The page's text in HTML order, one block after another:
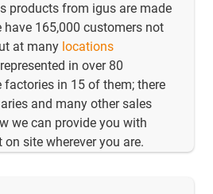
products from igus are made
have 165,000 customers not
at many locations
in over 80
factories in 15 of them; there
and many other sales
we can provide you with
site wherever you are.